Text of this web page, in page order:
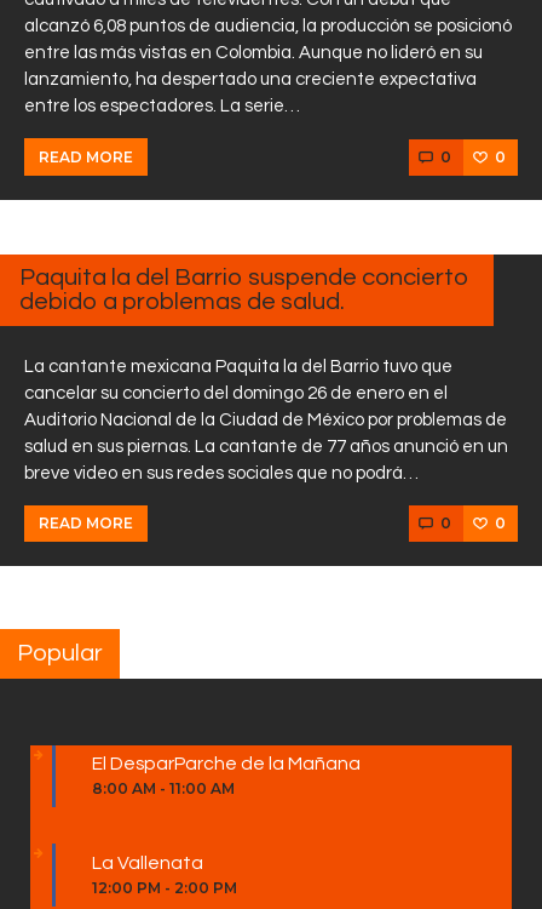
alcanzó 6,08 puntos de audiencia, la producción se posicionó
entre las más vistas en Colombia. Aunque no lideró en su
lanzamiento, ha despertado una creciente expectativa
entre los espectadores. La serie…
READ MORE 0 0
Paquita la del Barrio suspende concierto
debido a problemas de salud.
La cantante mexicana Paquita la del Barrio tuvo que
cancelar su concierto del domingo 26 de enero en el
Auditorio Nacional de la Ciudad de México por problemas de
salud en sus piernas. La cantante de 77 años anunció en un
breve video en sus redes sociales que no podrá…
READ MORE 0 0
Popular
El DesparParche de la Mañana
8:00 AM - 11:00 AM
La Vallenata
12:00 PM - 2:00 PM